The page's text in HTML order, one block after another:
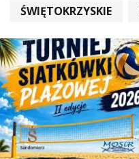
ŚWIĘTOKRZYSKIE